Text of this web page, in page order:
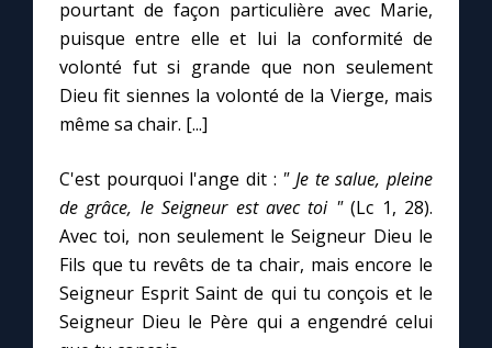
pourtant de façon particulière avec Marie,
puisque entre elle et lui la conformité de
volonté fut si grande que non seulement
Dieu fit siennes la volonté de la Vierge, mais
même sa chair. [...]
C'est pourquoi l'ange dit : " Je te salue, pleine
de grâce, le Seigneur est avec toi "(Lc 1, 28).
Avec toi, non seulement le Seigneur Dieu le
Fils que tu revêts de ta chair, mais encore le
Seigneur Esprit Saint de qui tu conçois et le
Seigneur Dieu le Père qui a engendré celui